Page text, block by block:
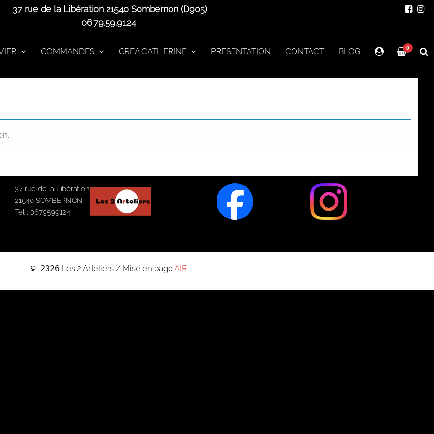
37 rue de la Libération 21540 Sombernon (D905)
06.79.59.91.24
0
COMMANDES CRÉA CATHERINE PRÉSENTATION CONTACT BLOG
37 rue de la Libération
21540 SOMBERNON
Tél : 0679599124
© 2026 Les 2 Arteliers / Mise en pageAIR